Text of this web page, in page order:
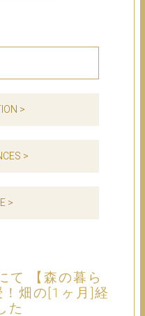
>
>
>
て 【森の暮ら
！畑の[1ヶ月]経
た